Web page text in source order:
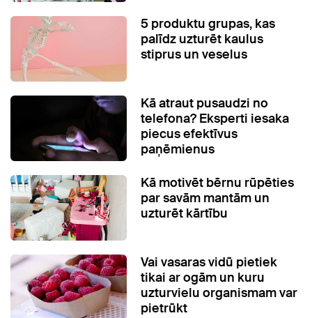
5 produktu grupas, kas
palīdz uzturēt kaulus
stiprus un veselus
Kā atraut pusaudzi no
telefona? Eksperti iesaka
piecus efektīvus
paņēmienus
Kā motivēt bērnu rūpēties
par savām mantām un
uzturēt kārtību
Vai vasaras vidū pietiek
tikai ar ogām un kuru
uzturvielu organismam var
pietrūkt